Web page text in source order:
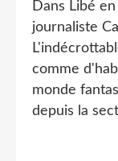
Dans Libé
journaliste
comme
monde
depuis la